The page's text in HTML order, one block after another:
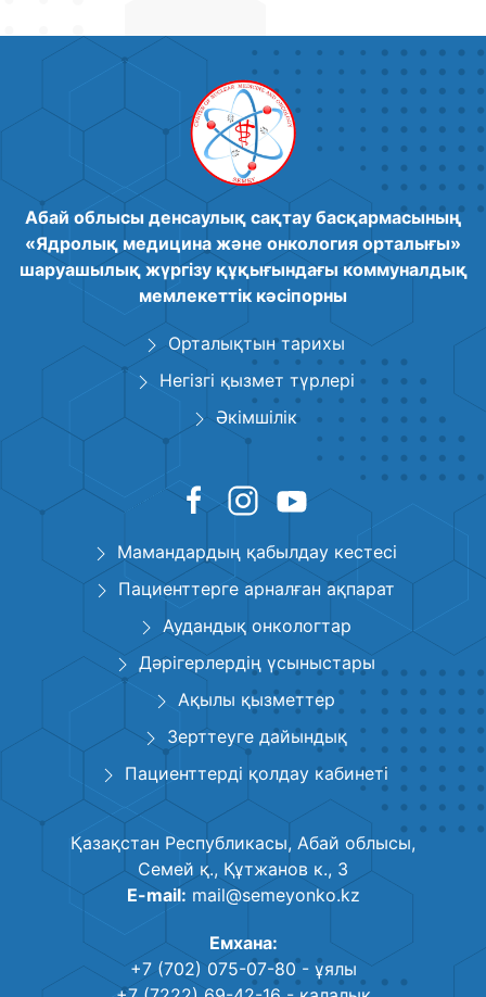
Абай облысы денсаулық сақтау басқармасының
«Ядролық медицина және онкология орталығы»
шаруашылық жүргізу құқығындағы коммуналдық
мемлекеттік кәсіпорны
Орталықтын тарихы
Негізгі қызмет түрлері
Әкімшілік
Мамандардың қабылдау кестесі
Пациенттерге арналған ақпарат
Аудандық онкологтар
Дәрігерлердің үсыныстары
Ақылы қызметтер
Зерттеуге дайындық
Пациенттерді қолдау кабинеті
Қазақстан Республикасы, Абай облысы,
Семей қ., Құтжанов к., 3
E-mail: mail@semeyonko.kz
Емхана:
+7 (702) 075-07-80- ұялы